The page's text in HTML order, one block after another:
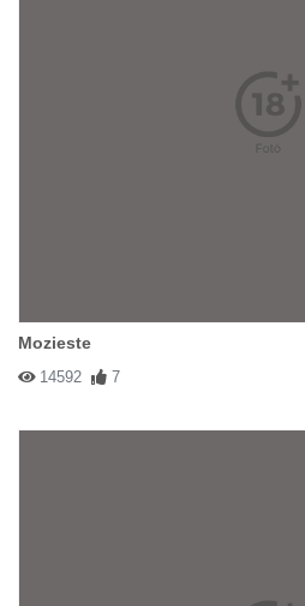
Mozieste
14592 7